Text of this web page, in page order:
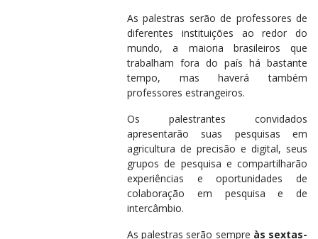
As palestras serão de professores de
diferentes instituições ao redor do
mundo, a maioria brasileiros que
trabalham fora do país há bastante
tempo, mas haverá também
professores estrangeiros.
Os palestrantes convidados
apresentarão suas pesquisas em
agricultura de precisão e digital, seus
grupos de pesquisa e compartilharão
experiências e oportunidades de
colaboração em pesquisa e de
intercâmbio.
As palestras serão sempre às sextas-